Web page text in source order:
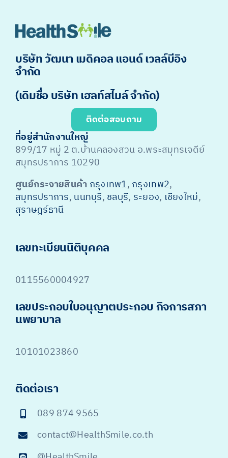
บริษัท วัฒนา เมดิคอล แอนด์ เวลล์บีอิง
จำกัด
(เดิมชื่อ บริษัท เฮลท์สไมล์ จำกัด)
ติดต่อสอบถาม
ที่อยู่สำนักงานใหญ่
899/17 หมู่ 2 ต.บ้านคลองสวน อ.พระสมุทรเจดีย์
สมุทรปราการ 10290
ศูนย์กระจายสินค้า กรุงเทพ1, กรุงเทพ2,
สมุทรปราการ, นนทบุรี, ชลบุรี, ระยอง, เชียงใหม่,
สุราษฎร์ธานี
เลขทะเบียนนิติบุคคล
0115560004927
เลขประกอบใบอนุญาตประกอบ กิจการสภา
นพยาบาล
10101023860
ติดต่อเรา
089 874 9565
contact@HealthSmile.co.th